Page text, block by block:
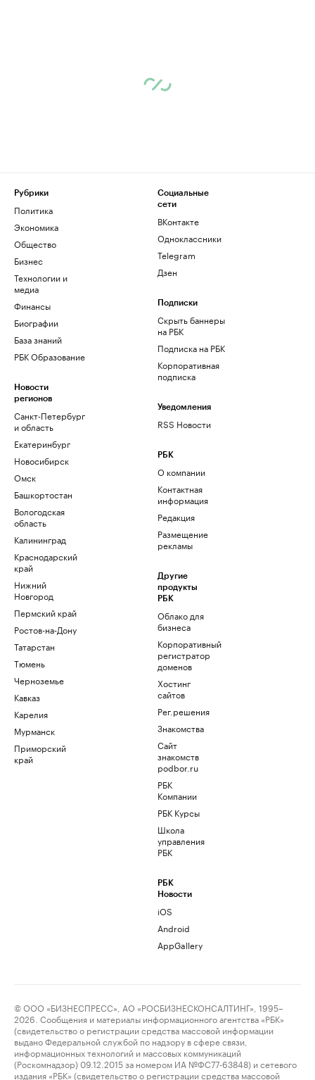
Рубрики
Политика
Экономика
Общество
Бизнес
Технологии и
медиа
Финансы
Биографии
База знаний
РБК Образование
Новости
регионов
Санкт-Петербург
и область
Екатеринбург
Новосибирск
Омск
Башкортостан
Вологодская
область
Калининград
Краснодарский
край
Нижний
Новгород
Пермский край
Ростов-на-Дону
Татарстан
Тюмень
Черноземье
Кавказ
Карелия
Мурманск
Приморский
край
Социальные
сети
ВКонтакте
Одноклассники
Telegram
Дзен
Подписки
Скрыть баннеры
на РБК
Подписка на РБК
Корпоративная
подписка
Уведомления
RSS Новости
РБК
О компании
Контактная
информация
Редакция
Размещение
рекламы
Другие
продукты
РБК
Облако для
бизнеса
Корпоративный
регистратор
доменов
Хостинг
сайтов
Рег.решения
Знакомства
Сайт
знакомств
podbor.ru
РБК
Компании
РБК Курсы
Школа
управления
РБК
РБК
Новости
iOS
Android
AppGallery
© ООО «БИЗНЕСПРЕСС», АО «РОСБИЗНЕСКОНСАЛТИНГ», 1995–
2026. Сообщения и материалы информационного агентства «РБК»
(свидетельство о регистрации средства массовой информации
выдано Федеральной службой по надзору в сфере связи,
информационных технологий и массовых коммуникаций
(Роскомнадзор) 09.12.2015 за номером ИА №ФС77-63848) и сетевого
издания «РБК» (свидетельство о регистрации средства массовой